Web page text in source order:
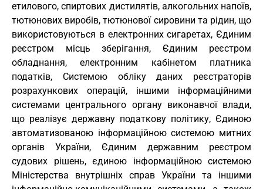
етилового, спиртових дистилятів, алкогольних напоїв,
тютюнових виробів, тютюнової сировини та рідин, що
використовуються в електронних сигаретах, Єдиним
реєстром місць зберігання, Єдиним реєстром
обладнання, електронним кабінетом платника
податків, Системою обліку даних реєстраторів
розрахункових операцій, іншими інформаційними
системами центрального органу виконавчої влади,
що реалізує державну податкову політику, Єдиною
автоматизованою інформаційною системою митних
органів України, Єдиним державним реєстром
судових рішень, єдиною інформаційною системою
Міністерства внутрішніх справ України та іншими